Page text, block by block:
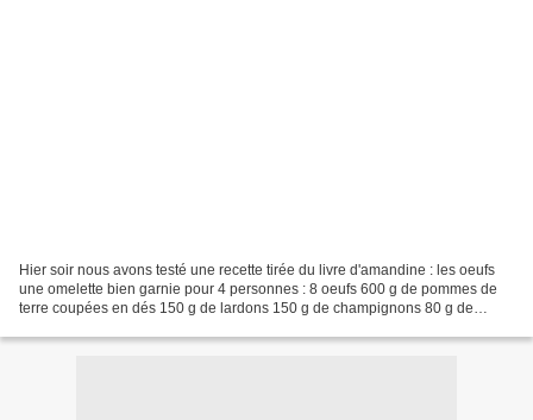
Hier soir nous avons testé une recette tirée du livre d'amandine : les oeufs
une omelette bien garnie pour 4 personnes : 8 oeufs 600 g de pommes de
terre coupées en dés 150 g de lardons 150 g de champignons 80 g de